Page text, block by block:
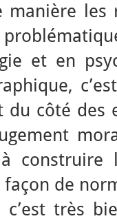
manière
et en
côté des
construire
de
très